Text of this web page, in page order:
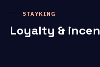
STAYKING
Loyalty &